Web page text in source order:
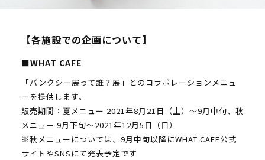
【各施設での企画について】
■WHAT CAFE
「バンクシー展って誰？展」とのコラボレーションメニュ
ーを提供します。
販売期間：夏メニュー 2021年8月21日（土）～9月中旬、秋
メニュー 9月下旬～2021年12月5日（日）
※秋メニューについては、9月中旬以降にWHAT CAFE公式
サイトやSNSにて発表予定です